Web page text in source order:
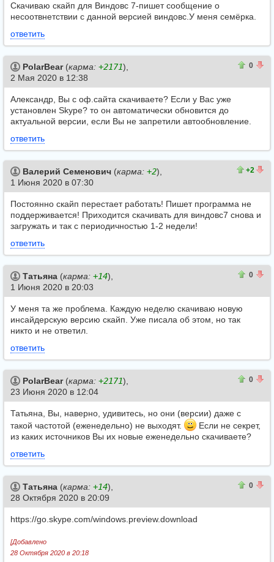
Скачиваю скайп для Виндовс 7-пишет сообщение о
несоотвнетствии с данной версией виндовс.У меня семёрка.
ответить
0
PolarBear(карма: +2171),
2 Мая 2020 в 12:38
Александр, Вы с оф.сайта скачиваете? Если у Вас уже
установлен Skype? то он автоматически обновится до
актуальной версии, если Вы не запретили автообновление.
ответить
+2
Валерий Семенович (карма: +2),
1 Июня 2020 в 07:30
Постоянно скайп перестает работать! Пишет программа не
поддерживается! Приходится скачивать для виндовс7 снова и
загружать и так с периодичностью 1-2 недели!
ответить
0
Татьяна (карма: +14),
1 Июня 2020 в 20:03
У меня та же проблема. Каждую неделю скачиваю новую
инсайдерскую версию скайп. Уже писала об этом, но так
никто и не ответил.
ответить
0
PolarBear(карма: +2171),
23 Июня 2020 в 12:04
Татьяна, Вы, наверно, удивитесь, но они (версии) даже с
такой частотой (еженедельно) не выходят.
Если не секрет,
из каких источников Вы их новые еженедельно скачиваете?
ответить
0
Татьяна (карма: +14),
28 Октября 2020 в 20:09
https://go.skype.com/windows.preview.download
[Добавлено
28 Октября 2020 в 20:18